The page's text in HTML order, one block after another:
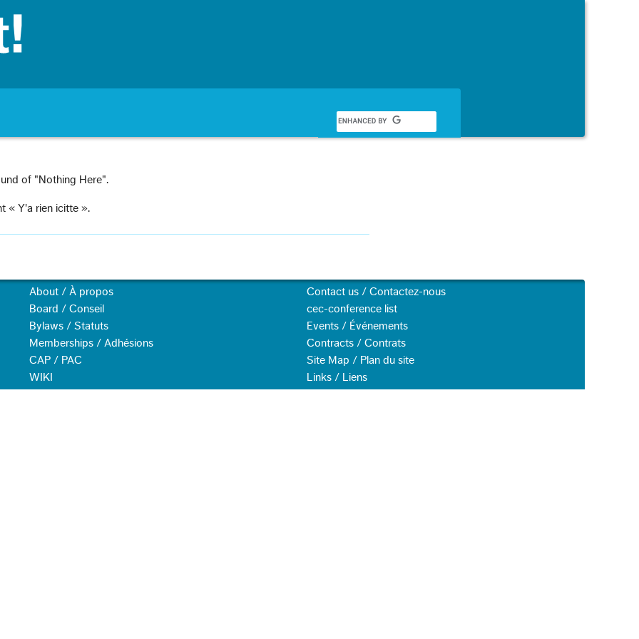
of "Nothing Here".
« Y'a rien icitte ».
About / À propos
Board / Conseil
Bylaws / Statuts
Memberships / Adhésions
CAP / PAC
WIKI
Contact us / Contactez-nous
cec-conference list
Events / Événements
Contracts / Contrats
Site Map / Plan du site
Links / Liens